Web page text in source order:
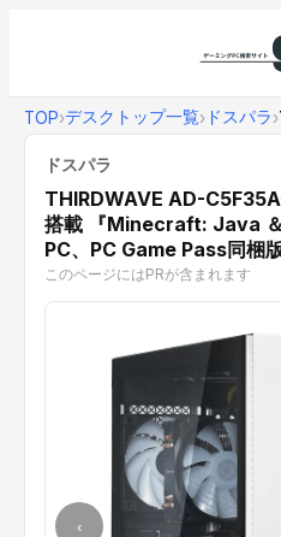
TOP›デスクトップ一覧› ドスパラ›
ドスパラ
THIRDWAVE AD-
搭載 『Minecraft: Java
PC、PC Game Pass同梱版
このページにはPRが含まれます
‹